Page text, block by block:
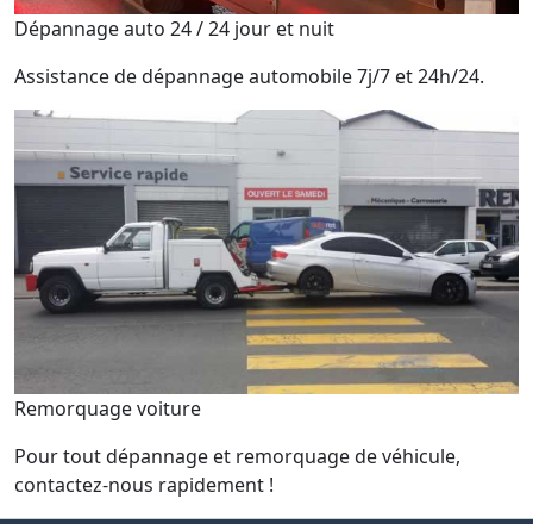
Dépannage auto 24 / 24 jour et nuit
Assistance de dépannage automobile 7j/7 et 24h/24.
Remorquage voiture
Pour tout dépannage et remorquage de véhicule,
contactez-nous rapidement !